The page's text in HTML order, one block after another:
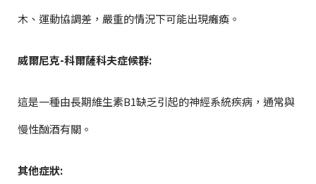
木、運動協調差，嚴重的情況下可能出現癱瘓。
威爾尼克-科爾薩科夫症候群:
這是一種由長期維生素B1缺乏引起的神經系統疾病，通常與
慢性酗酒有關。
其他症狀: